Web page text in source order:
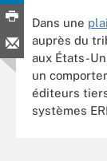
Dans une
auprès du
aux États-
un
éditeurs
systèmes